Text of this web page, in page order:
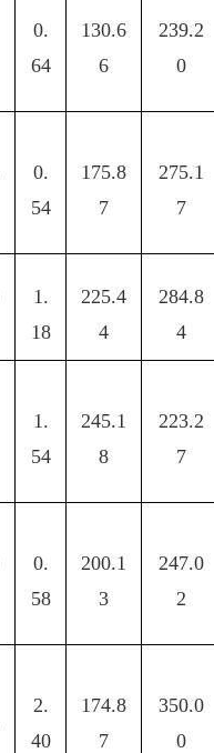
0.
64
130.6
6
239.2
0
0.
54
175.8
7
275.1
7
1.
18
225.4
4
284.8
4
1.
54
245.1
8
223.2
7
0.
58
200.1
3
247.0
2
2.
40
174.8
7
350.0
0